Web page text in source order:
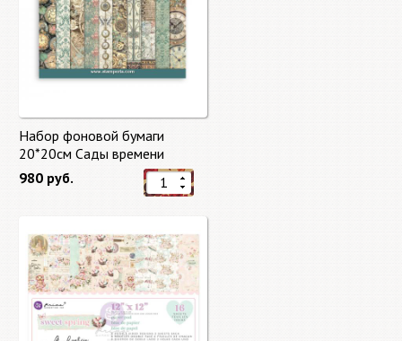
Набор фоновой бумаги
20*20см Сады времени
(Gardens of Time) 10 листов +
бонус от Stamperia
980 руб.